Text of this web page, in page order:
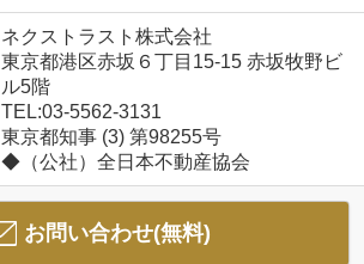
ネクストラスト株式会社
東京都港区赤坂６丁目15-15 赤坂牧野ビ
ル5階
TEL:03-5562-3131
東京都知事 (3) 第98255号
◆（公社）全日本不動産協会
お問い合わせ(無料)